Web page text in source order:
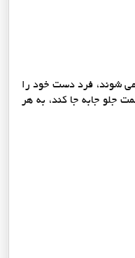
شوند، فرد دست خود را
جابه جا کند، به هر